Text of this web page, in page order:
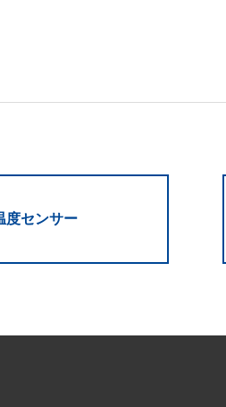
度センサー